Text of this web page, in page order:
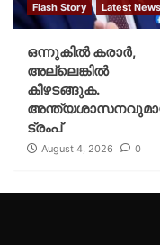
Flash Story Latest News
ഒന്നുകില്‍ കരാര്‍,
അല്ലെങ്കില്‍
കീഴടങ്ങുക.
ട്രംപ്
August 4, 2026 0